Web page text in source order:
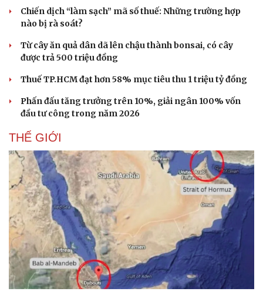
Thông tin doanh nghiệp
Doanh nghiệp 24h
Doanh nhân
Vì cộng đồng
Sành điệu
Chiến dịch “làm sạch” mã số thuế: Những trường hợp
nào bị rà soát?
Từ cây ăn quả dân dã lên chậu thành bonsai, có cây
được trả 500 triệu đồng
Thuế TP.HCM đạt hơn 58% mục tiêu thu 1 triệu tỷ đồng
Phấn đấu tăng trưởng trên 10%, giải ngân 100% vốn
đầu tư công trong năm 2026
THẾ GIỚI